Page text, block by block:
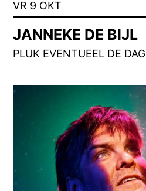
VR 9 OKT
JANNEKE DE BIJL
PLUK EVENTUEEL DE DAG